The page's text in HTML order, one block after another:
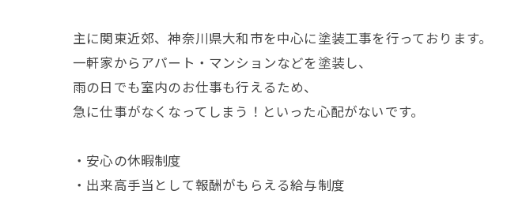
主に関東近郊、神奈川県大和市を中心に塗装工事を行っております。
一軒家からアパート・マンションなどを塗装し、
雨の日でも室内のお仕事も行えるため、
急に仕事がなくなってしまう！といった心配がないです。
・安心の休暇制度
・出来高手当として報酬がもらえる給与制度